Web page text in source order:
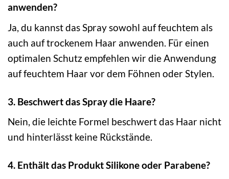
anwenden?
Ja, du kannst das Spray sowohl auf feuchtem als
auch auf trockenem Haar anwenden. Für einen
optimalen Schutz empfehlen wir die Anwendung
auf feuchtem Haar vor dem Föhnen oder Stylen.
3. Beschwert das Spray die Haare?
Nein, die leichte Formel beschwert das Haar nicht
und hinterlässt keine Rückstände.
4. Enthält das Produkt Silikone oder Parabene?